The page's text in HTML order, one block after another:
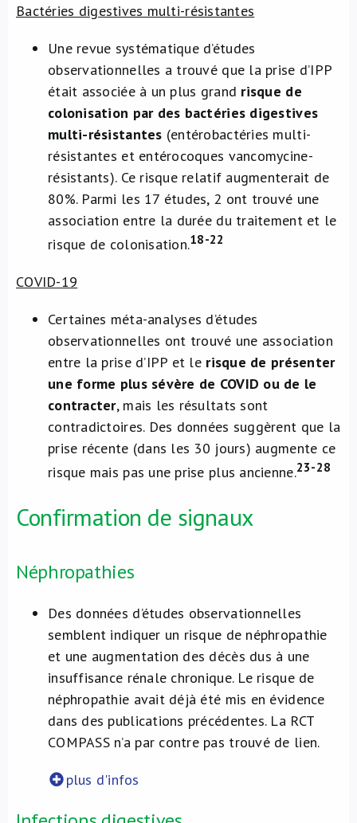
Bactéries digestives multi-résistantes
Une revue systématique d’études
observationnelles a trouvé que la prise d’IPP
était associée à un plus grand risque de
colonisation par des bactéries digestives
multi-résistantes (entérobactéries multi-
résistantes et entérocoques vancomycine-
résistants). Ce risque relatif augmenterait de
80%. Parmi les 17 études, 2 ont trouvé une
association entre la durée du traitement et le
risque de colonisation.18-22
COVID-19
Certaines méta-analyses d’études
observationnelles ont trouvé une association
entre la prise d’IPP et le risque de présenter
une forme plus sévère de COVID ou de le
contracter, mais les résultats sont
contradictoires. Des données suggèrent que la
prise récente (dans les 30 jours) augmente ce
risque mais pas une prise plus ancienne.23-28
Confirmation de signaux
Néphropathies
Des données d’études observationnelles
semblent indiquer un risque de néphropathie
et une augmentation des décès dus à une
insuffisance rénale chronique. Le risque de
néphropathie avait déjà été mis en évidence
dans des publications précédentes. La RCT
COMPASS n’a par contre pas trouvé de lien.
plus d'infos